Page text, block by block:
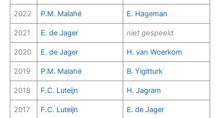
2022 P.M. Malahé E. Hageman
2021 E. de Jager niet gespeeld
2020 E. de Jager H. van Woerkom
2019 P.M. Malahé B. Yigitturk
2018 F.C. Luteijn H. Jagram
2017 F.C. Luteijn E. de Jager